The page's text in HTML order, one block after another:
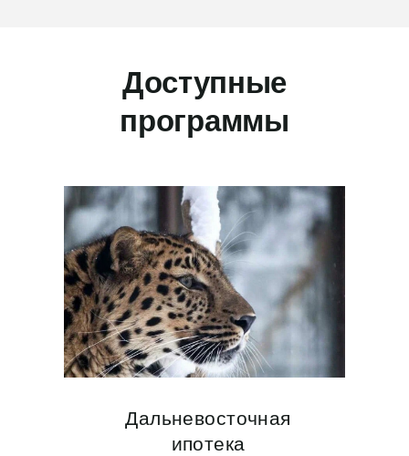
Доступные
программы
Дальневосточная
ипотека